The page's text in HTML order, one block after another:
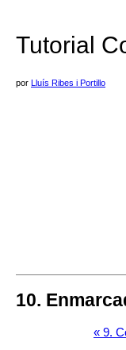
Tutorial
por Lluís Ribes i Portillo
10.
« 9.